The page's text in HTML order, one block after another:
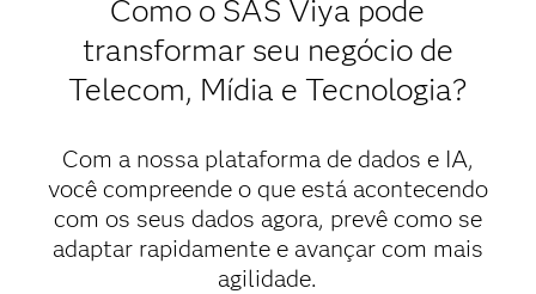
Como o SAS Viya pode
transformar seu negócio de
Telecom, Mídia e Tecnologia?
Com a nossa plataforma de dados e IA,
você compreende o que está acontecendo
com os seus dados agora, prevê como se
adaptar rapidamente e avançar com mais
agilidade.